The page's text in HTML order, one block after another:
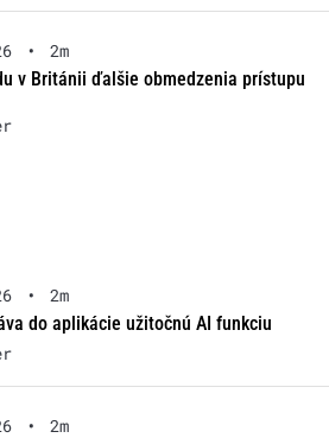
•
2m
v Británii ďalšie obmedzenia prístupu
•
2m
do aplikácie užitočnú AI funkciu
•
2m